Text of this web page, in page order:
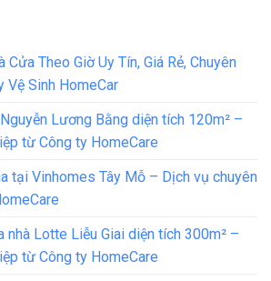
Cửa Theo Giờ Uy Tín, Giá Rẻ, Chuyên
Vệ Sinh HomeCar
Lương Bằng diện tích 120m² –
từ Công ty HomeCare
tại Vinhomes Tây Mỗ – Dịch vụ chuyên
nhà Lotte Liễu Giai diện tích 300m² –
từ Công ty HomeCare